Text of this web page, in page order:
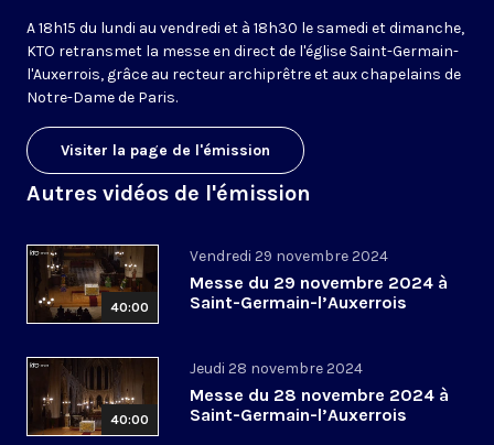
A 18h15 du lundi au vendredi et à 18h30 le samedi et dimanche,
KTO retransmet la messe en direct de l'église Saint-Germain-
l'Auxerrois, grâce au recteur archiprêtre et aux chapelains de
Notre-Dame de Paris.
Visiter la page de l'émission
Autres vidéos de l'émission
40:00
Vendredi 29 novembre 2024
Messe du 29 novembre 2024 à
Saint-Germain-l’Auxerrois
40:00
Jeudi 28 novembre 2024
Messe du 28 novembre 2024 à
Saint-Germain-l’Auxerrois